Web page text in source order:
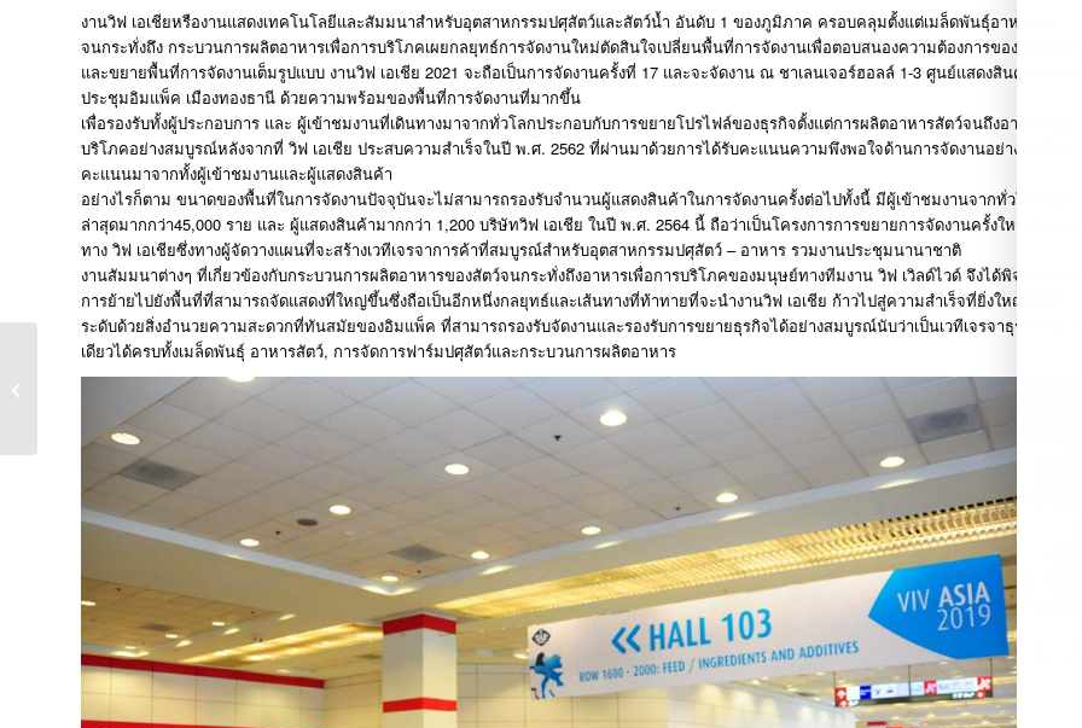
งานวิฟ เอเชียหรืองานแสดงเทคโนโลยีและสัมมนาสำหรับอุตสาหกรรมปศุสัตว์และสัตว์น้ำ อันดับ 1 ของภูมิภาค ครอบคลุมตั้งแต่เมล็ดพันธุ์อาหารสัตว์
จนกระทั่งถึง กระบวนการผลิตอาหารเพื่อการบริโภคเผยกลยุทธ์การจัดงานใหม่ตัดสินใจเปลี่ยนพื้นที่การจัดงานเพื่อตอบสนองความต้องการของกลุ่มลูกค้
และขยายพื้นที่การจัดงานเต็มรูปแบบ งานวิฟ เอเชีย 2021 จะถือเป็นการจัดงานครั้งที่ 17 และจะจัดงาน ณ ชาเลนเจอร์ฮอลล์ 1-3 ศูนย์แสดงสินค้าและกา
ประชุมอิมแพ็ค เมืองทองธานี ด้วยความพร้อมของพื้นที่การจัดงานที่มากขึ้น
เพื่อรองรับทั้งผู้ประกอบการ และ ผู้เข้าชมงานที่เดินทางมาจากทั่วโลกประกอบกับการขยายโปรไฟล์ของธุรกิจตั้งแต่การผลิตอาหารสัตว์จนถึงอาหารเพื่อ
บริโภคอย่างสมบูรณ์หลังจากที่ วิฟ เอเชีย ประสบความสำเร็จในปี พ.ศ. 2562 ที่ผ่านมาด้วยการได้รับคะแนนความพึงพอใจด้านการจัดงานอย่างสูง โดย
คะแนนมาจากทั้งผู้เข้าชมงานและผู้แสดงสินค้า
อย่างไรก็ตาม ขนาดของพื้นที่ในการจัดงานปัจจุบันจะไม่สามารถรองรับจำนวนผู้แสดงสินค้าในการจัดงานครั้งต่อไปทั้งนี้ มีผู้เข้าชมงานจากทั่วโลกในปี
ล่าสุดมากกว่า45,000 ราย และ ผู้แสดงสินค้ามากกว่า 1,200 บริษัทวิฟ เอเชีย ในปี พ.ศ. 2564 นี้ ถือว่าเป็นโครงการการขยายการจัดงานครั้งใหญ่ที่สุดขอ
ทาง วิฟ เอเชียซึ่งทางผู้จัดวางแผนที่จะสร้างเวทีเจรจาการค้าที่สมบูรณ์สำหรับอุตสาหกรรมปศุสัตว์ – อาหาร รวมงานประชุมนานาชาติ
งานสัมมนาต่างๆ ที่เกี่ยวข้องกับกระบวนการผลิตอาหารของสัตว์จนกระทั่งถึงอาหารเพื่อการบริโภคของมนุษย์ทางทีมงาน วิฟ เวิลด์ไวด์ จึงได้พิจารณาถึง
การย้ายไปยังพื้นที่ที่สามารถจัดแสดงที่ใหญ่ขึ้นซึ่งถือเป็นอีกหนึ่งกลยุทธ์และเส้นทางที่ท้าทายที่จะนำงานวิฟ เอเชีย ก้าวไปสู่ความสำเร็จที่ยิ่งใหญ่ขึ้นอีก
ระดับด้วยสิ่งอำนวยความสะดวกที่ทันสมัยของอิมแพ็ค ที่สามารถรองรับจัดงานและรองรับการขยายธุรกิจได้อย่างสมบูรณ์นับว่าเป็นเวทีเจรจาธุรกิจที่มาที่
เดียวได้ครบทั้งเมล็ดพันธุ์ อาหารสัตว์, การจัดการฟาร์มปศุสัตว์และกระบวนการผลิตอาหาร
STTA เผย ตลาดการค้าวิ
ทยาศาสาตร์และ
เทคโนโลยีไทยยังอยู่แถว
หน้าของอาเซียน...